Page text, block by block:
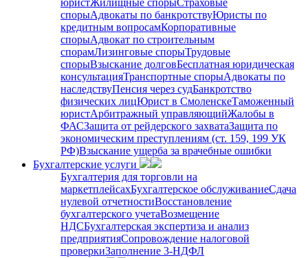
юристЖилищные спорыСтраховые
спорыАдвокаты по банкротствуЮристы по
кредитным вопросамКорпоративные
спорыАдвокат по строительным
спорамЛизинговые спорыТрудовые
спорыВзыскание долговБесплатная юридическая
консультацияТранспортные спорыАдвокаты по
наследствуПенсия через судБанкротство
физических лицЮрист в СмоленскеТаможенный
юристАрбитражный управляющийЖалобы в
ФАСЗащита от рейдерского захватаЗащита по
экономическим преступлениям (ст. 159, 199 УК
РФ)Взыскание ущерба за врачебные ошибки
Бухгалтерские услуги
Бухгалтерия для торговли на
маркетплейсахБухгалтерское обслуживаниеСдача
нулевой отчетностиВосстановление
бухгалтерского учетаВозмещение
НДСБухгалтерская экспертиза и анализ
предприятияСопровождение налоговой
проверкиЗаполнение 3-НДФЛ